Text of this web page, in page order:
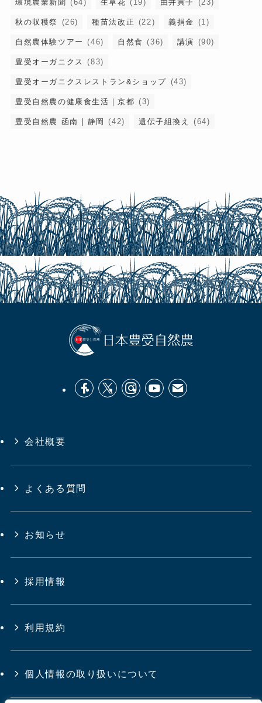
環境農業新聞 (64) 生草花 (19) 由井寅子 (23)
秋の収穫祭 (26) 種苗法改正 (22) 義捐金 (1)
自然農体験ツアー (46) 自然食 (36) 講演 (90)
豊受オーガニクス (83)
豊受オーガニクスレストラン&ショップ (43)
豊受自然農の健康食生活｜京都 (3)
豊受自然農 函南 | 静岡 (42) 遺伝子組換え (64)
会社概要
よくある質問
お知らせ
採用情報
利用規約
個人情報の取り扱いについて